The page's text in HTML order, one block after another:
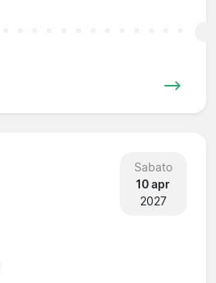
Sabato
10 apr
2027